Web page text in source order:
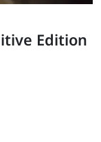
Edition